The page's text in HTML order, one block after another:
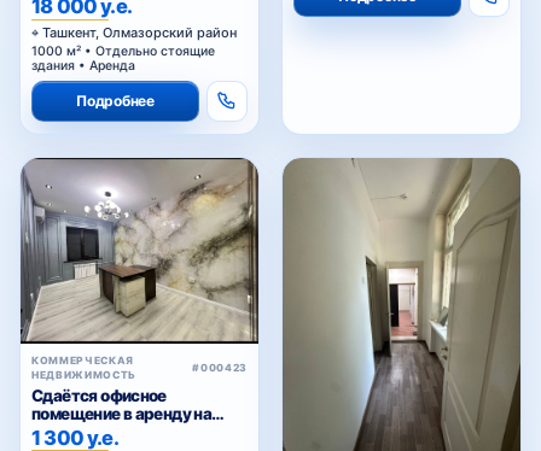
18 000 у.е.
Ташкент, Олмазорский район
1000 м² • Отдельно стоящие
здания • Аренда
Подробнее
КОММЕРЧЕСКАЯ
НЕДВИЖИМОСТЬ
#000423
Сдаётся офисное
помещение в аренду на
Паркенском
1 300 у.е.